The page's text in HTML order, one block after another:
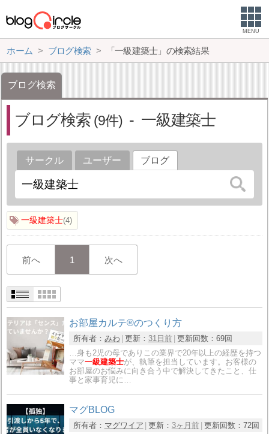
MENU
ホーム ブログ検索 「一級建築士」の検索結果
ブログ検索
ブログ検索 9 一級建築士
サークル ユーザー ブログ
一級建築士 4
前へ 1 次へ
お部屋カルテ®のつくり方
所有者： みわ 更新： 31日前 更新回数： 69回
…身も2児の母でありこの業界で20年以上の経歴を持つ
ママ一級建築士が、執筆を担当しています。お客様の
お部屋のお悩みに向き合う中で解決してきたこと、仕
事と家事育児に…
マグBLOG
所有者： マグワイア 更新： 3ヶ月前 更新回数： 72回